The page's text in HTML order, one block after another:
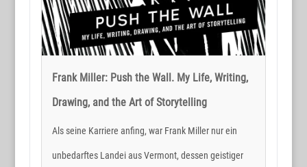
Frank Miller: Push the Wall. My Life, Writing,
Drawing, and the Art of Storytelling
Als seine Karriere anfing, war Frank Miller nur ein
unbedarftes Landei aus Vermont, dessen geistiger